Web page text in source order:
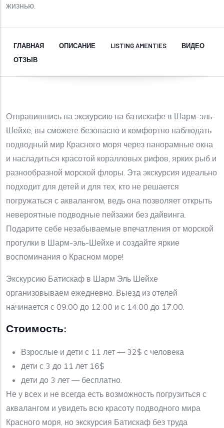
жизнью.
ГЛАВНАЯ ОПИСАНИЕ LISTING AMENTIES
ВИДЕО
ОТЗЫВ
Отправившись на экскурсию на батискафе в Шарм-эль-
Шейхе, вы сможете безопасно и комфортно наблюдать
подводный мир Красного моря через панорамные окна
и насладиться красотой коралловых рифов, ярких рыб и
разнообразной морской флоры. Эта экскурсия идеально
подходит для детей и для тех, кто не решается
погружаться с аквалангом, ведь она позволяет открыть
невероятные подводные пейзажи без дайвинга.
Подарите себе незабываемые впечатления от морской
прогулки в Шарм-эль-Шейхе и создайте яркие
воспоминания о Красном море!
Экскурсию Батискаф в Шарм Эль Шейхе
организовываем ежедневно. Выезд из отелей
начинается с 09:00 до 12:00 и с 14:00 до 17:00.
Стоимость:
Взрослые и дети с 11 лет — 32$ с человека
дети с 3 до 11 лет 16$
дети до 3 лет — бесплатно.
Не у всех и не всегда есть возможность погрузиться с
аквалангом и увидеть всю красоту подводного мира
Красного моря, но экскурсия Батискаф без труда